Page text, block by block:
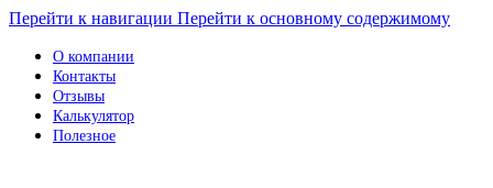
Перейти к навигации Перейти к основному содержимому
О компании
Контакты
Отзывы
Калькулятор
Полезное